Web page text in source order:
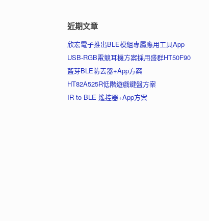
近期文章
欣宏電子推出BLE模組專屬應用工具App
USB-RGB電競耳機方案採用盛群HT50F90
藍芽BLE防丟器+App方案
HT82A525R低階遊戲鍵盤方案
IR to BLE 遙控器+App方案